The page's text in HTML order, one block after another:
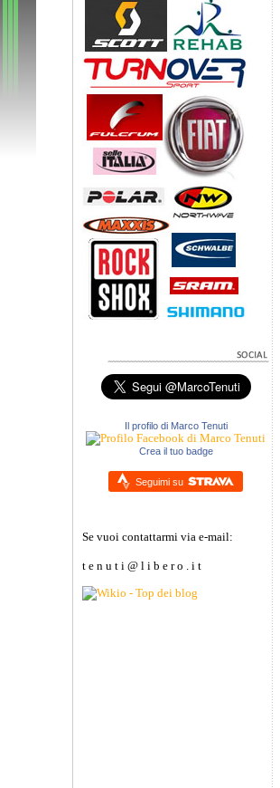
Il profilo di Marco Tenuti
Crea il tuo badge
Seguimi su
Se vuoi contattarmi via e-mail:
t e n u t i @ l i b e r o . i t